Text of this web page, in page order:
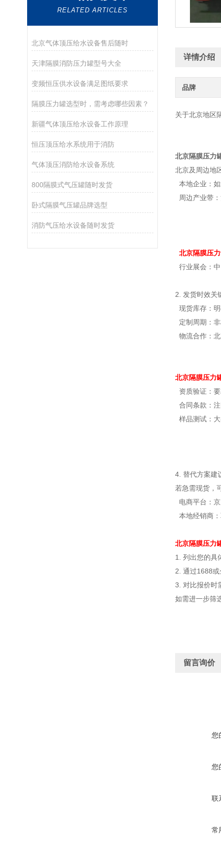
RELATED ARTICLES
北京气体顶压给水设备售后随时
天津隔膜消防压力罐型号大全
变频恒压供水设备满足图纸要求
隔膜压力罐选型时，需考虑哪些因素？
新疆气体顶压给水设备工作原理
恒压顶压给水系统用于消防
气体顶压消防给水设备系统
800隔膜式气压罐随时发货
卧式隔膜气压罐品牌选型
消防气压给水设备随时发货
详情介绍
品牌
关于北京地区
北京隔膜压力
北京及周边地
本地企业：
周边产业带
北京隔膜压
行业展会：
2. 发货时效关
现货库存：
定制周期：
物流合作：
北京隔膜压力
资质验证：
合同条款：
样品测试：
4. 替代方案建
若急需现货，
电商平台：
本地经销商
北京隔膜压力
1. 列出您的具
2. 通过1688
3. 对比报价时
如需进一步筛
留言询价
您
您
联
常